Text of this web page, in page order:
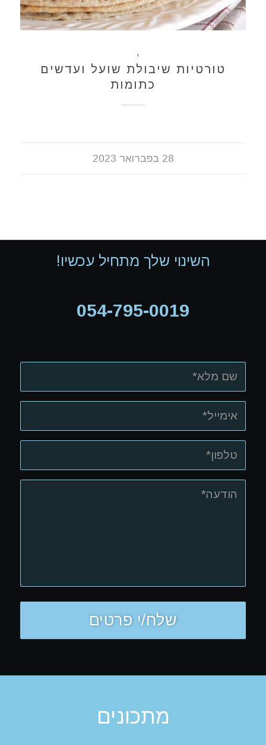
,
טורטיות שיבולת שועל ועדשים
כתומות
28 בפברואר 2023
השינוי שלך מתחיל עכשיו!
054-795-0019
מתכונים